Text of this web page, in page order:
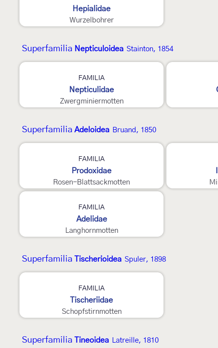
Hepialidae
Wurzelbohrer
Superfamilia Nepticuloidea Stainton, 1854
FAMILIA
Nepticulidae
Zwergminiermotten
Superfamilia Adeloidea Bruand, 1850
FAMILIA
Prodoxidae
Rosen-Blattsackmotten
FAMILIA
Adelidae
Langhornmotten
Superfamilia Tischerioidea Spuler, 1898
FAMILIA
Tischeriidae
Schopfstirnmotten
Superfamilia Tineoidea Latreille, 1810